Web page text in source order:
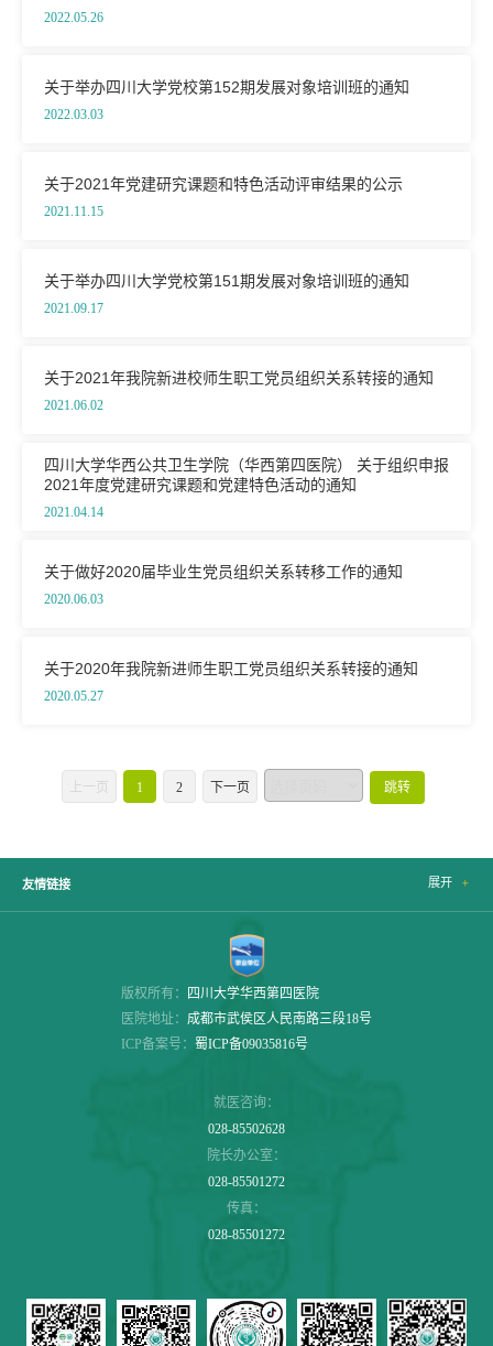
2022.05.26
关于举办四川大学党校第152期发展对象培训班的通知
2022.03.03
关于2021年党建研究课题和特色活动评审结果的公示
2021.11.15
关于举办四川大学党校第151期发展对象培训班的通知
2021.09.17
关于2021年我院新进校师生职工党员组织关系转接的通知
2021.06.02
四川大学华西公共卫生学院（华西第四医院） 关于组织申报
2021年度党建研究课题和党建特色活动的通知
2021.04.14
关于做好2020届毕业生党员组织关系转移工作的通知
2020.06.03
关于2020年我院新进师生职工党员组织关系转接的通知
2020.05.27
上一页 1 2 下一页 跳转
友情链接 展开 
版权所有：
四川大学华西第四医院
医院地址： 成都市武侯区人民南路三段18号
ICP备案号： 蜀ICP备09035816号
就医咨询：
028-85502628
院长办公室：
028-85501272
传真：
028-85501272